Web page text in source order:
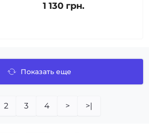
1 130 грн.
Показать еще
2 3 4 > >|